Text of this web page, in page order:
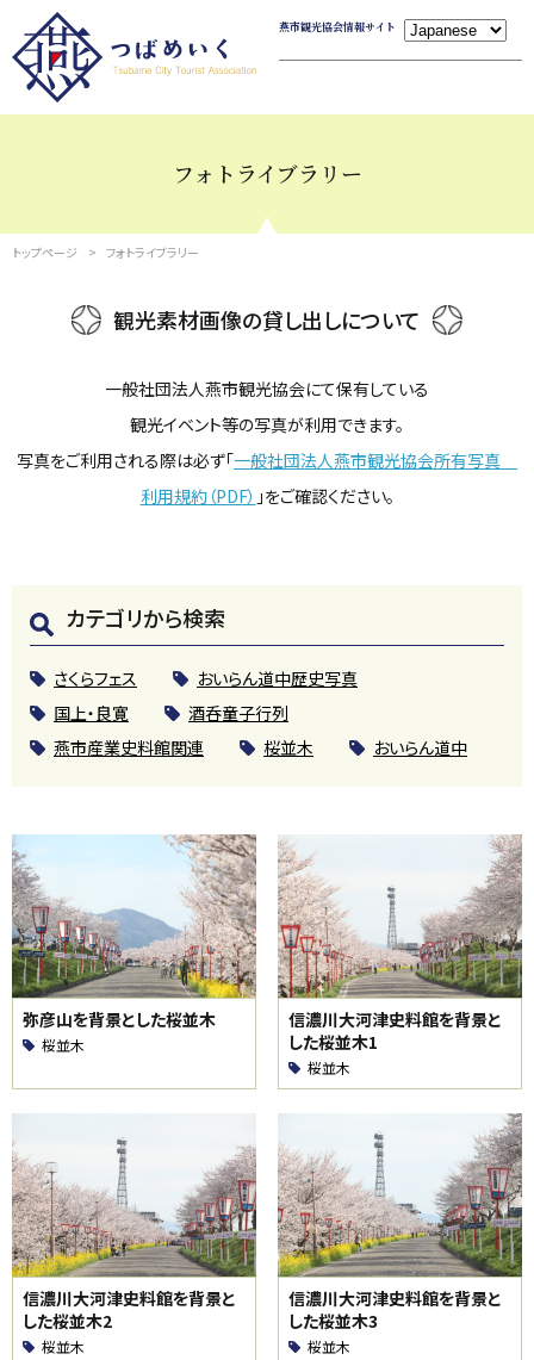
燕市観光協会情報サイト
フォトライブラリー
トップページ フォトライブラリー
観光素材画像の貸し出しについて
一般社団法人燕市観光協会にて保有している
観光イベント等の写真が利用できます。
写真をご利用される際は必ず「一般社団法人燕市観光協会所有写真
利用規約（PDF） 」をご確認ください。
カテゴリから検索
さくらフェス
おいらん道中歴史写真
国上・良寛
酒呑童子行列
燕市産業史料館関連
桜並木 おいらん道中
弥彦山を背景とした桜並木
桜並木
信濃川大河津史料館を背景と
した桜並木1
桜並木
信濃川大河津史料館を背景と
した桜並木2
桜並木
信濃川大河津史料館を背景と
した桜並木3
桜並木